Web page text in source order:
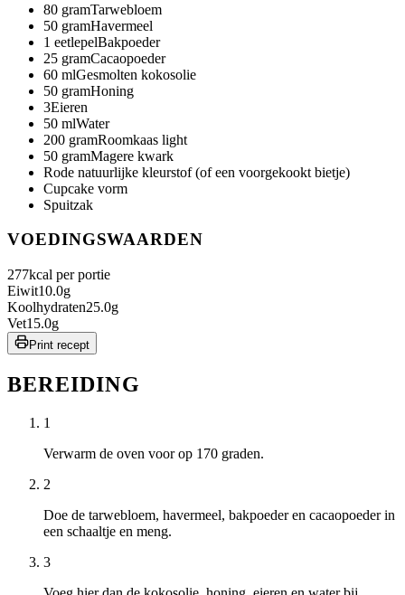
80 gramTarwebloem
50 gramHavermeel
1 eetlepelBakpoeder
25 gramCacaopoeder
60 mlGesmolten kokosolie
50 gramHoning
3Eieren
50 mlWater
200 gramRoomkaas light
50 gramMagere kwark
Rode natuurlijke kleurstof (of een voorgekookt bietje)
Cupcake vorm
Spuitzak
VOEDINGSWAARDEN
277kcal per portie
Eiwit10.0g
Koolhydraten25.0g
Vet15.0g
Print recept
BEREIDING
1
Verwarm de oven voor op 170 graden.
2
Doe de tarwebloem, havermeel, bakpoeder en cacaopoeder in
een schaaltje en meng.
3